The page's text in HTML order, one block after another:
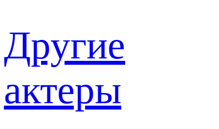
Другие
актеры